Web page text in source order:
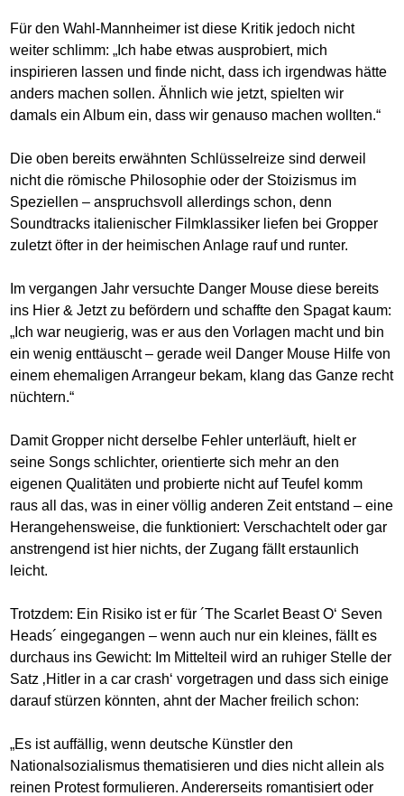
Für den Wahl-Mannheimer ist diese Kritik jedoch nicht
weiter schlimm: „Ich habe etwas ausprobiert, mich
inspirieren lassen und finde nicht, dass ich irgendwas hätte
anders machen sollen. Ähnlich wie jetzt, spielten wir
damals ein Album ein, dass wir genauso machen wollten.“
Die oben bereits erwähnten Schlüsselreize sind derweil
nicht die römische Philosophie oder der Stoizismus im
Speziellen – anspruchsvoll allerdings schon, denn
Soundtracks italienischer Filmklassiker liefen bei Gropper
zuletzt öfter in der heimischen Anlage rauf und runter.
Im vergangen Jahr versuchte Danger Mouse diese bereits
ins Hier & Jetzt zu befördern und schaffte den Spagat kaum:
„Ich war neugierig, was er aus den Vorlagen macht und bin
ein wenig enttäuscht – gerade weil Danger Mouse Hilfe von
einem ehemaligen Arrangeur bekam, klang das Ganze recht
nüchtern.“
Damit Gropper nicht derselbe Fehler unterläuft, hielt er
seine Songs schlichter, orientierte sich mehr an den
eigenen Qualitäten und probierte nicht auf Teufel komm
raus all das, was in einer völlig anderen Zeit entstand – eine
Herangehensweise, die funktioniert: Verschachtelt oder gar
anstrengend ist hier nichts, der Zugang fällt erstaunlich
leicht.
Trotzdem: Ein Risiko ist er für ´The Scarlet Beast O‘ Seven
Heads´ eingegangen – wenn auch nur ein kleines, fällt es
durchaus ins Gewicht: Im Mittelteil wird an ruhiger Stelle der
Satz ‚Hitler in a car crash‘ vorgetragen und dass sich einige
darauf stürzen könnten, ahnt der Macher freilich schon:
„Es ist auffällig, wenn deutsche Künstler den
Nationalsozialismus thematisieren und dies nicht allein als
reinen Protest formulieren. Andererseits romantisiert oder